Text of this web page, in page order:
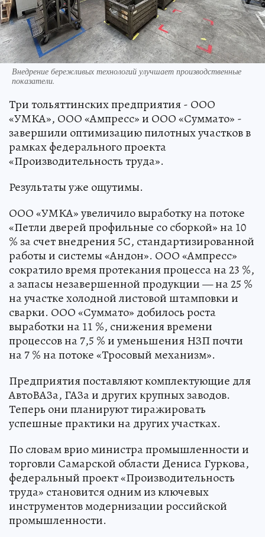
Внедрение бережливых технологий улучшает производственные
показатели.
Три тольяттинских предприятия - ООО
«УМКА», ООО «Ампресс» и ООО «Суммато» -
завершили оптимизацию пилотных участков в
рамках федерального проекта
«Производительность труда».
Результаты уже ощутимы.
ООО «УМКА» увеличило выработку на потоке
«Петли дверей профильные со сборкой» на 10
% за счет внедрения 5С, стандартизированной
работы и системы «Андон». ООО «Ампресс»
сократило время протекания процесса на 23 %,
а запасы незавершенной продукции — на 25 %
на участке холодной листовой штамповки и
сварки. ООО «Суммато» добилось роста
выработки на 11 %, снижения времени
процессов на 7,5 % и уменьшения НЗП почти
на 7 % на потоке «Тросовый механизм».
Предприятия поставляют комплектующие для
АвтоВАЗа, ГАЗа и других крупных заводов.
Теперь они планируют тиражировать
успешные практики на других участках.
По словам врио министра промышленности и
торговли Самарской области Дениса Гуркова,
федеральный проект «Производительность
труда» становится одним из ключевых
инструментов модернизации российской
промышленности.